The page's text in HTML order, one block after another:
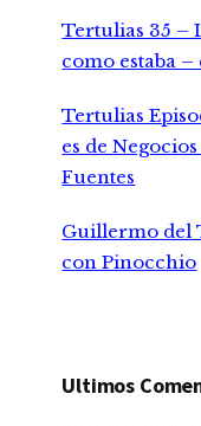
Tertulias 35 –
como estaba
Tertulias
es de
Fuentes
Guillermo del
con Pinocchio
Ultimos